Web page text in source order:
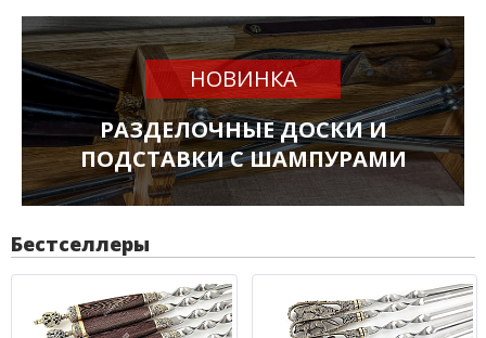
НОВИНКА
РАЗДЕЛОЧНЫЕ ДОСКИ И
ПОДСТАВКИ С ШАМПУРАМИ
Бестселлеры